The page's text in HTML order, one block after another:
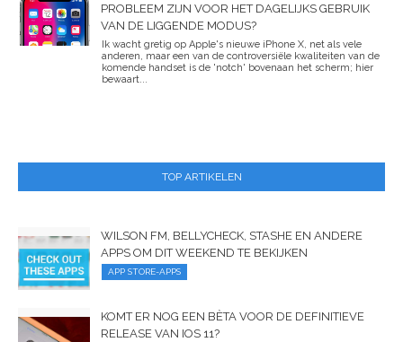
PROBLEEM ZIJN VOOR HET DAGELIJKS GEBRUIK
VAN DE LIGGENDE MODUS?
Ik wacht gretig op Apple's nieuwe iPhone X, net als vele
anderen, maar een van de controversiële kwaliteiten van de
komende handset is de 'notch' bovenaan het scherm; hier
bewaart...
TOP ARTIKELEN
WILSON FM, BELLYCHECK, STASHE EN ANDERE
APPS OM DIT WEEKEND TE BEKIJKEN
APP STORE-APPS
KOMT ER NOG EEN BÈTA VOOR DE DEFINITIEVE
RELEASE VAN IOS 11?